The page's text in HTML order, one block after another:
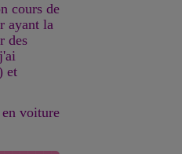
cours de
ayant la
des
et
voiture